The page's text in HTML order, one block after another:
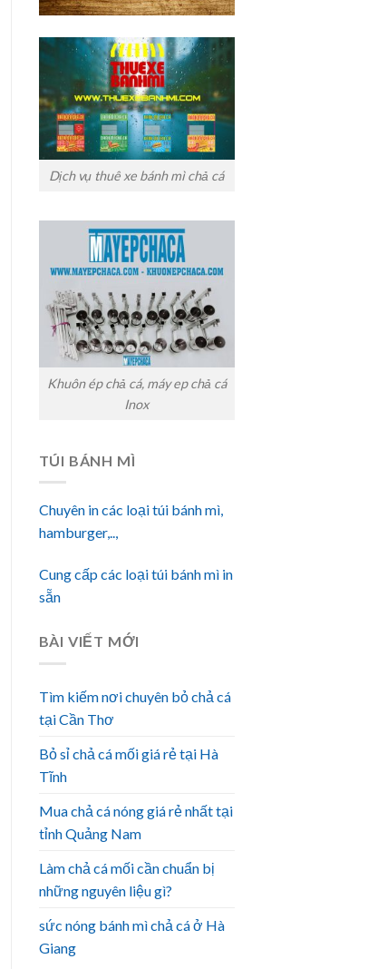
Dịch vụ thuê xe bánh mì chả cá
Khuôn ép chả cá, máy ep chả cá
Inox
TÚI BÁNH MÌ
Chuyên in các loại túi bánh mì,
hamburger,..,
Cung cấp các loại túi bánh mì in
sẵn
BÀI VIẾT MỚI
Tìm kiếm nơi chuyên bỏ chả cá
tại Cần Thơ
Bỏ sỉ chả cá mối giá rẻ tại Hà
Tĩnh
Mua chả cá nóng giá rẻ nhất tại
tỉnh Quảng Nam
Làm chả cá mối cần chuẩn bị
những nguyên liệu gì?
sức nóng bánh mì chả cá ở Hà
Giang